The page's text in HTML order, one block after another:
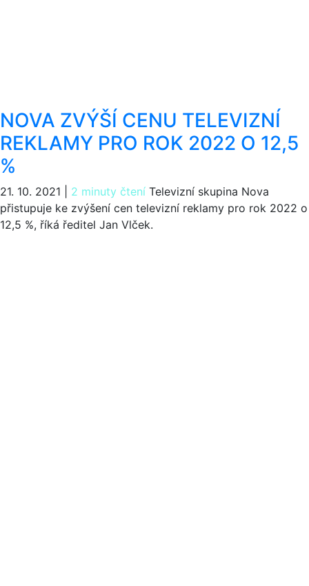
NOVA ZVÝŠÍ CENU TELEVIZNÍ
REKLAMY PRO ROK 2022 O 12,5
%
21. 10. 2021 2 minuty čtení Televizní skupina Nova
přistupuje ke zvýšení cen televizní reklamy pro rok 2022 o
12,5 %, říká ředitel Jan Vlček.